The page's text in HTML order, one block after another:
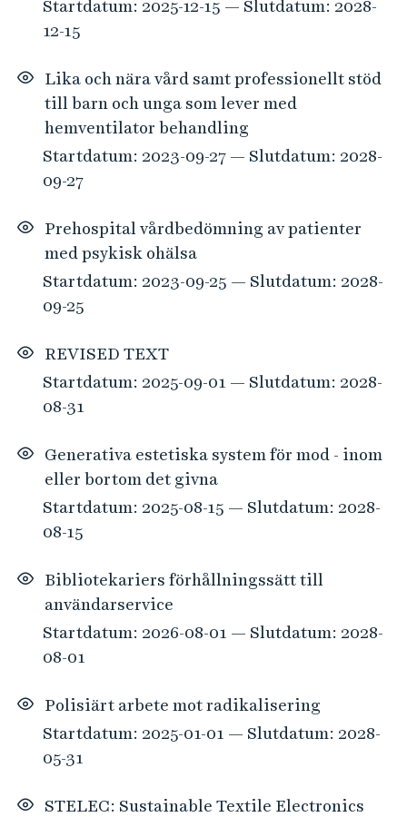
Startdatum: 2025-12-15 — Slutdatum: 2028-
12-15
Lika och nära vård samt professionellt stöd
till barn och unga som lever med
hemventilator behandling
Startdatum: 2023-09-27 — Slutdatum: 2028-
09-27
Prehospital vårdbedömning av patienter
med psykisk ohälsa
Startdatum: 2023-09-25 — Slutdatum: 2028-
09-25
REVISED TEXT
Startdatum: 2025-09-01 — Slutdatum: 2028-
08-31
Generativa estetiska system för mod - inom
eller bortom det givna
Startdatum: 2025-08-15 — Slutdatum: 2028-
08-15
Bibliotekariers förhållningssätt till
användarservice
Startdatum: 2026-08-01 — Slutdatum: 2028-
08-01
Polisiärt arbete mot radikalisering
Startdatum: 2025-01-01 — Slutdatum: 2028-
05-31
STELEC: Sustainable Textile Electronics